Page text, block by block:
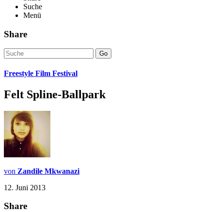
Suche
Menü
Share
Go
Freestyle Film Festival
Felt Spline-Ballpark
von Zandile Mkwanazi
12. Juni 2013
Share